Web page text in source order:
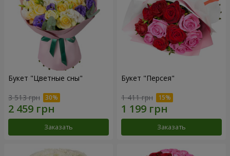
Букет "Цветные сны"
3 513 грн
Заказать
Букет "Персея"
1 411 грн
Заказать